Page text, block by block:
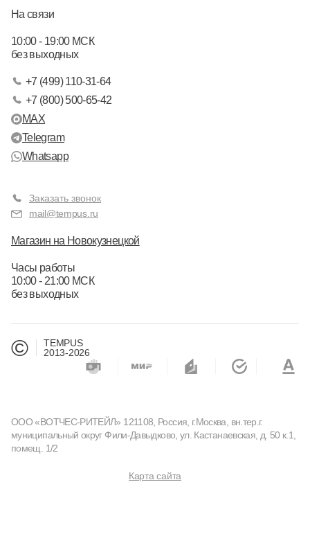
На связи
10:00 - 19:00 МСК
без выходных
+7 (499) 110-31-64
+7 (800) 500-65-42
MAX
Telegram
Whatsapp
Заказать звонок
mail@tempus.ru
Магазин на Новокузнецкой
Часы работы
10:00 - 21:00 МСК
без выходных
©
TEMPUS
2013-2026
ООО «ВОТЧЕС-РИТЕЙЛ» 121108, Россия, г.Москва, вн.тер.г.
муниципальный округ Фили-Давыдково, ул. Кастанаевская, д. 50 к.1,
помещ. 1/2
Карта сайта